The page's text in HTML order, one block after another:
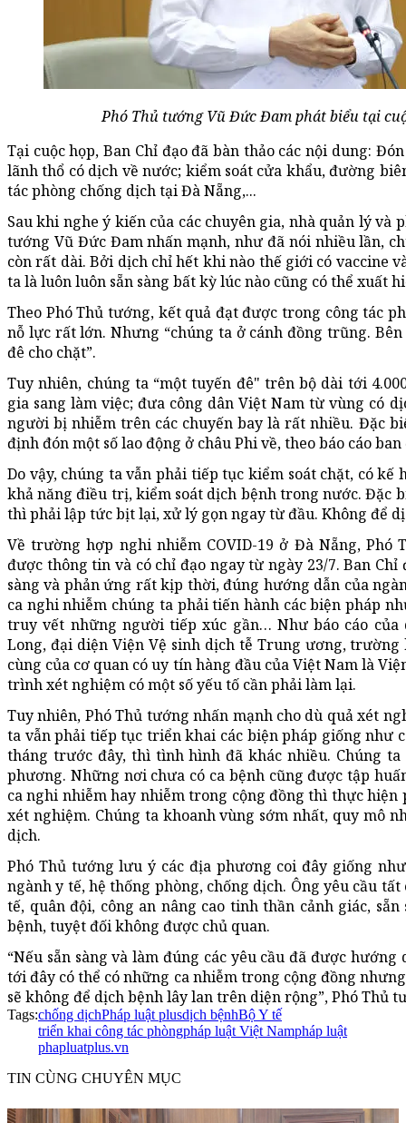
Phó Thủ tướng Vũ Đức Đam phát biểu tại
Tại cuộc họp, Ban Chỉ đạo đã bàn thảo các nội dung:
lãnh thổ có dịch về nước; kiểm soát cửa khẩu, đường
tác phòng chống dịch tại Đà Nẵng,...
Sau khi nghe ý kiến của các chuyên gia, nhà quản lý và
tướng Vũ Đức Đam nhấn mạnh, như đã nói nhiều lần,
còn rất dài. Bởi dịch chỉ hết khi nào thế giới có vaccine
ta là luôn luôn sẵn sàng bất kỳ lúc nào cũng có thể xuất
Theo Phó Thủ tướng, kết quả đạt được trong công tác
nỗ lực rất lớn. Nhưng “chúng ta ở cánh đồng trũng.
đê cho chặt”.
Tuy nhiên, chúng ta “một tuyến đê" trên bộ dài tới
gia sang làm việc; đưa công dân Việt Nam từ vùng có
người bị nhiễm trên các chuyến bay là rất nhiều. Đặc
định đón một số lao động ở châu Phi về, theo báo cáo
Do vậy, chúng ta vẫn phải tiếp tục kiểm soát chặt, có
khả năng điều trị, kiểm soát dịch bệnh trong nước. Đặc
thì phải lập tức bịt lại, xử lý gọn ngay từ đầu. Không để
Về trường hợp nghi nhiễm COVID-19 ở Đà Nẵng, Phó
được thông tin và có chỉ đạo ngay từ ngày 23/7. Ban
sàng và phản ứng rất kịp thời, đúng hướng dẫn của
ca nghi nhiễm chúng ta phải tiến hành các biện pháp
truy vết những người tiếp xúc gần… Như báo cáo của
Long, đại diện Viện Vệ sinh dịch tễ Trung ương,
cùng của cơ quan có uy tín hàng đầu của Việt Nam là
trình xét nghiệm có một số yếu tố cần phải làm lại.
Tuy nhiên, Phó Thủ tướng nhấn mạnh cho dù quả xét
ta vẫn phải tiếp tục triển khai các biện pháp giống như
tháng trước đây, thì tình hình đã khác nhiều. Chúng
phương. Những nơi chưa có ca bệnh cũng được tập
ca nghi nhiễm hay nhiễm trong cộng đồng thì thực
xét nghiệm. Chúng ta khoanh vùng sớm nhất, quy mô
dịch.
Phó Thủ tướng lưu ý các địa phương coi đây giống
ngành y tế, hệ thống phòng, chống dịch. Ông yêu cầu
tế, quân đội, công an nâng cao tinh thần cảnh giác,
bệnh, tuyệt đối không được chủ quan.
“Nếu sẵn sàng và làm đúng các yêu cầu đã được
tới đây có thể có những ca nhiễm trong cộng đồng
sẽ không để dịch bệnh lây lan trên diện rộng”, Phó Thủ
Tags:chống dịchPháp luật plusdịch bệnhBộ Y tế
triển khai công tác phòngpháp luật Việt Nampháp luật
phapluatplus.vn
TIN CÙNG CHUYÊN MỤC